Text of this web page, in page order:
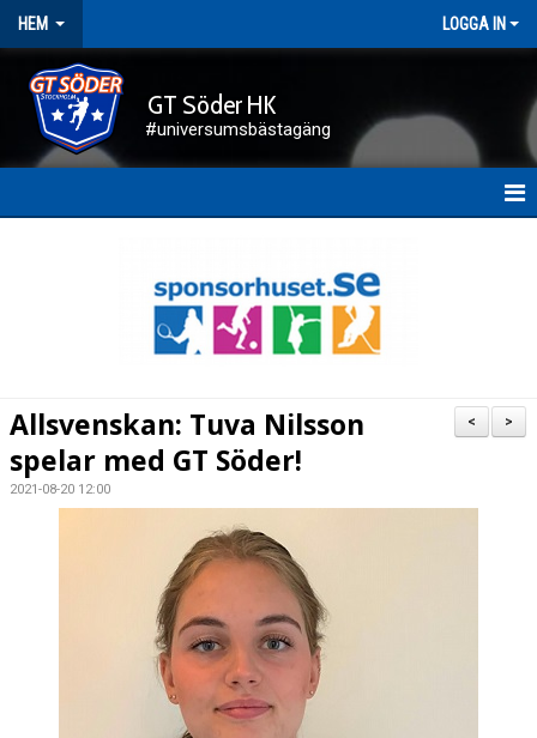
HEM LOGGA IN
GT Söder HK
#universumsbästagäng
KONTAKT
>
<
Allsvenskan: Tuva Nilsson
spelar med GT Söder!
2021-08-20 12:00